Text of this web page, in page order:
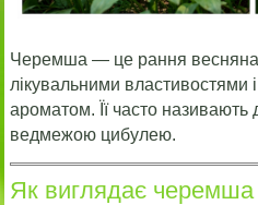
Черемша — це рання весняна
лікувальними властивостями
ароматом. Її часто
ведмежою цибулею.
Як виглядає черемша